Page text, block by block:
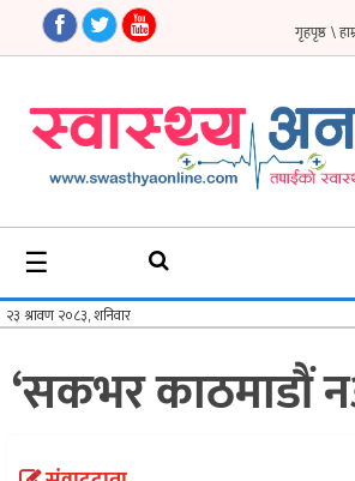
गृहपृष्ठ
समाचार
फिचर
अन्तर्वार्ता
विचार
\
गृहपृष्ठ
☰
‘सकभर काठमाडौं